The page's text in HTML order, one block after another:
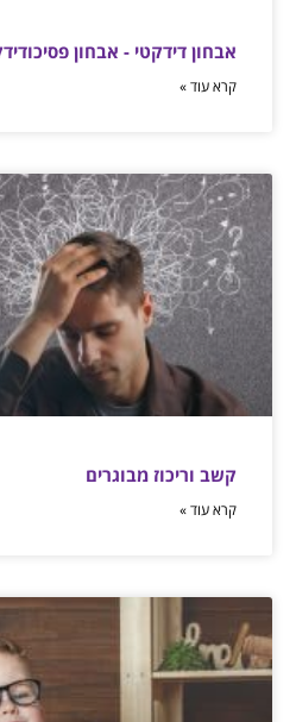
אבחון דידקטי - אבחון
קרא עוד »
קשב וריכוז מבוגרים
קרא עוד »